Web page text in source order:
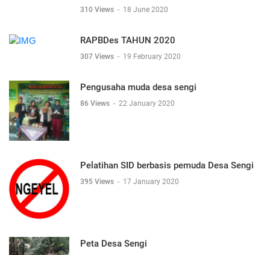
310 Views - 18 June 2020
RAPBDes TAHUN 2020
307 Views - 19 February 2020
Pengusaha muda desa sengi
86 Views - 22 January 2020
Pelatihan SID berbasis pemuda Desa Sengi
395 Views - 17 January 2020
Peta Desa Sengi